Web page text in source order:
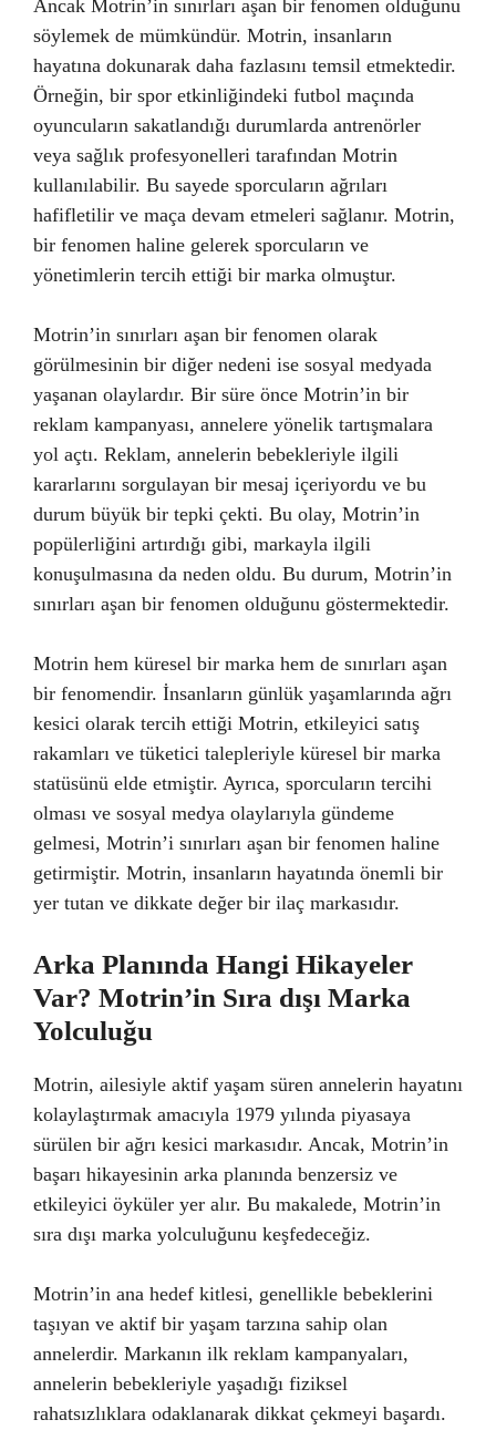
Ancak Motrin’in sınırları aşan bir fenomen olduğunu
söylemek de mümkündür. Motrin, insanların
hayatına dokunarak daha fazlasını temsil etmektedir.
Örneğin, bir spor etkinliğindeki futbol maçında
oyuncuların sakatlandığı durumlarda antrenörler
veya sağlık profesyonelleri tarafından Motrin
kullanılabilir. Bu sayede sporcuların ağrıları
hafifletilir ve maça devam etmeleri sağlanır. Motrin,
bir fenomen haline gelerek sporcuların ve
yönetimlerin tercih ettiği bir marka olmuştur.
Motrin’in sınırları aşan bir fenomen olarak
görülmesinin bir diğer nedeni ise sosyal medyada
yaşanan olaylardır. Bir süre önce Motrin’in bir
reklam kampanyası, annelere yönelik tartışmalara
yol açtı. Reklam, annelerin bebekleriyle ilgili
kararlarını sorgulayan bir mesaj içeriyordu ve bu
durum büyük bir tepki çekti. Bu olay, Motrin’in
popülerliğini artırdığı gibi, markayla ilgili
konuşulmasına da neden oldu. Bu durum, Motrin’in
sınırları aşan bir fenomen olduğunu göstermektedir.
Motrin hem küresel bir marka hem de sınırları aşan
bir fenomendir. İnsanların günlük yaşamlarında ağrı
kesici olarak tercih ettiği Motrin, etkileyici satış
rakamları ve tüketici talepleriyle küresel bir marka
statüsünü elde etmiştir. Ayrıca, sporcuların tercihi
olması ve sosyal medya olaylarıyla gündeme
gelmesi, Motrin’i sınırları aşan bir fenomen haline
getirmiştir. Motrin, insanların hayatında önemli bir
yer tutan ve dikkate değer bir ilaç markasıdır.
Arka Planında Hangi Hikayeler
Var? Motrin’in Sıra dışı Marka
Yolculuğu
Motrin, ailesiyle aktif yaşam süren annelerin hayatını
kolaylaştırmak amacıyla 1979 yılında piyasaya
sürülen bir ağrı kesici markasıdır. Ancak, Motrin’in
başarı hikayesinin arka planında benzersiz ve
etkileyici öyküler yer alır. Bu makalede, Motrin’in
sıra dışı marka yolculuğunu keşfedeceğiz.
Motrin’in ana hedef kitlesi, genellikle bebeklerini
taşıyan ve aktif bir yaşam tarzına sahip olan
annelerdir. Markanın ilk reklam kampanyaları,
annelerin bebekleriyle yaşadığı fiziksel
rahatsızlıklara odaklanarak dikkat çekmeyi başardı.